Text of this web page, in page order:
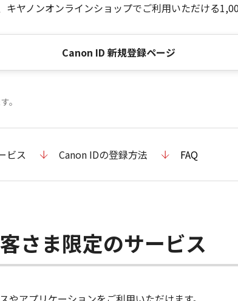
ヤノンオンラインショップでご利用いただける
Canon ID 新規登録ページ
。
ビス Canon IDの登録方法 FAQ
さま限定のサービス